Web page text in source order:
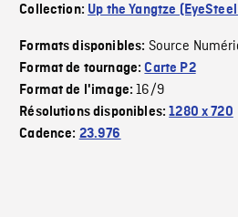
Collection: Up the Yangtze
Formats disponibles: Source
Format de tournage:Carte P2
Format de l'image:16/9
Résolutions disponibles:1280 x 720
Cadence: 23.976